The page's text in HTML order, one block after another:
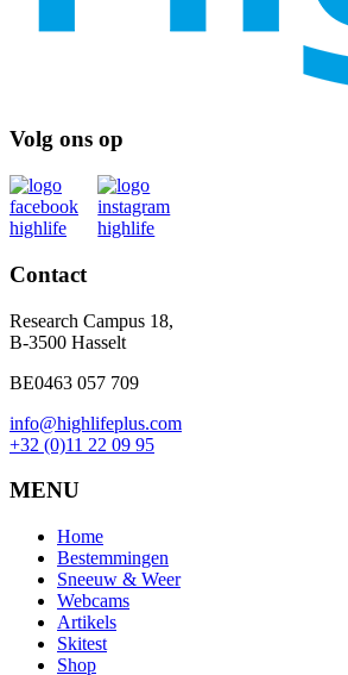
Volg ons op
Contact
Research Campus 18,
B-3500 Hasselt
BE0463 057 709
info@highlifeplus.com
+32 (0)11 22 09 95
MENU
Home
Bestemmingen
Sneeuw & Weer
Webcams
Artikels
Skitest
Shop